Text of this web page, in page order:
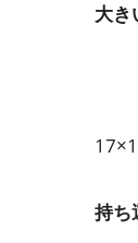
大き
持ち